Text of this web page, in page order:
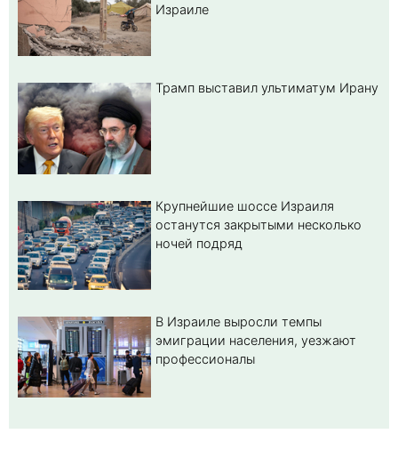
Израиле
Трамп выставил ультиматум Ирану
Крупнейшие шоссе Израиля
останутся закрытыми несколько
ночей подряд
В Израиле выросли темпы
эмиграции населения, уезжают
профессионалы